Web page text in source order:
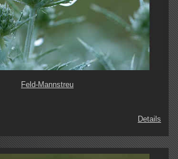
Feld-Mannstreu
Details